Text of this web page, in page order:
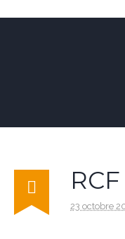
23 octobre